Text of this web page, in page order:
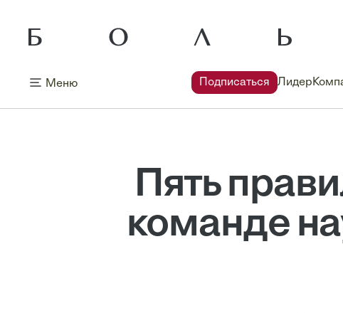
Меню Подписаться Лидер
Пять
команде